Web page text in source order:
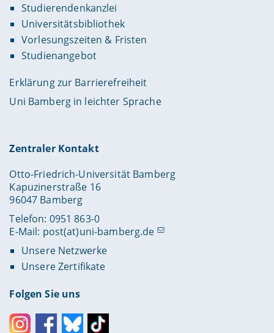
Studierendenkanzlei
Universitätsbibliothek
Vorlesungszeiten & Fristen
Studienangebot
Erklärung zur Barrierefreiheit
Uni Bamberg in leichter Sprache
Zentraler Kontakt
Otto-Friedrich-Universität Bamberg
Kapuzinerstraße 16
96047 Bamberg
Telefon: 0951 863-0
E-Mail: post(at)uni-bamberg.de
Unsere Netzwerke
Unsere Zertifikate
Folgen Sie uns